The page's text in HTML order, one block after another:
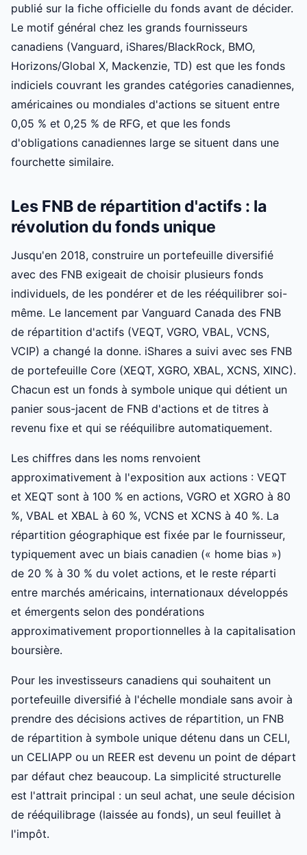
publié sur la fiche officielle du fonds avant de décider.
Le motif général chez les grands fournisseurs
canadiens (Vanguard, iShares/BlackRock, BMO,
Horizons/Global X, Mackenzie, TD) est que les fonds
indiciels couvrant les grandes catégories canadiennes,
américaines ou mondiales d'actions se situent entre
0,05 % et 0,25 % de RFG, et que les fonds
d'obligations canadiennes large se situent dans une
fourchette similaire.
Les FNB de répartition d'actifs : la
révolution du fonds unique
Jusqu'en 2018, construire un portefeuille diversifié
avec des FNB exigeait de choisir plusieurs fonds
individuels, de les pondérer et de les rééquilibrer soi-
même. Le lancement par Vanguard Canada des FNB
de répartition d'actifs (VEQT, VGRO, VBAL, VCNS,
VCIP) a changé la donne. iShares a suivi avec ses FNB
de portefeuille Core (XEQT, XGRO, XBAL, XCNS, XINC).
Chacun est un fonds à symbole unique qui détient un
panier sous-jacent de FNB d'actions et de titres à
revenu fixe et qui se rééquilibre automatiquement.
Les chiffres dans les noms renvoient
approximativement à l'exposition aux actions : VEQT
et XEQT sont à 100 % en actions, VGRO et XGRO à 80
%, VBAL et XBAL à 60 %, VCNS et XCNS à 40 %. La
répartition géographique est fixée par le fournisseur,
typiquement avec un biais canadien (« home bias »)
de 20 % à 30 % du volet actions, et le reste réparti
entre marchés américains, internationaux développés
et émergents selon des pondérations
approximativement proportionnelles à la capitalisation
boursière.
Pour les investisseurs canadiens qui souhaitent un
portefeuille diversifié à l'échelle mondiale sans avoir à
prendre des décisions actives de répartition, un FNB
de répartition à symbole unique détenu dans un CELI,
un CELIAPP ou un REER est devenu un point de départ
par défaut chez beaucoup. La simplicité structurelle
est l'attrait principal : un seul achat, une seule décision
de rééquilibrage (laissée au fonds), un seul feuillet à
l'impôt.